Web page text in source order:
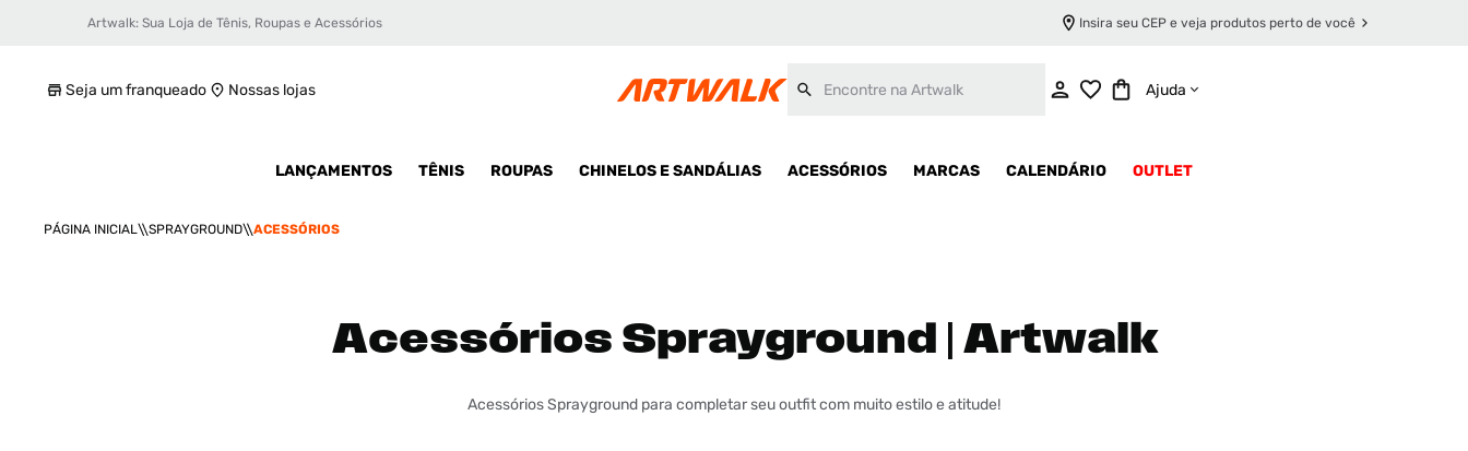
Artwalk: Sua Loja de Tênis, Roupas e Acessórios Insira seu CEP e veja produtos perto de você
Seja um franqueado Nossas lojas Ajuda
LANÇAMENTOS TÊNIS ROUPAS CHINELOS E SANDÁLIAS ACESSÓRIOS MARCAS CALENDÁRIO OUTLET
SPRAYGROUND ACESSÓRIOS
Acessórios Sprayground | Artwalk
Acessórios Sprayground para completar seu outfit com muito estilo e atitude!